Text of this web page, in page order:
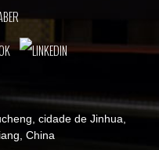
cidade de Jinhua,
China